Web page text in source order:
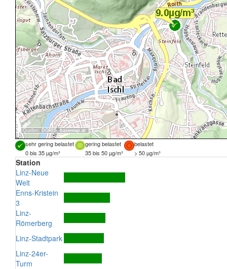
Quellen: DORIS, basemap.at
sehr gering belastet gering belastet
belastet
0 bis 35 µg/m³
35 bis 50 µg/m³ > 50 µg/m³
Station
Linz-Neue
Welt
Enns-Kristein
3
Linz-
Römerberg
Linz-Stadtpark
Linz-24er-
Turm